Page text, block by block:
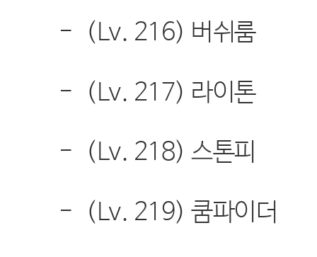
- (Lv. 216) 버쉬룸
- (Lv. 217) 라이톤
- (Lv. 218)스톤피
- (Lv. 219)쿰파이더